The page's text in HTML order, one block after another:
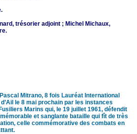
trésorier adjoint ; Michel Michaux,
Mitrano, 8 fois Lauréat International
le 8 mai prochain par les instances
Marins qui, le 19 juillet 1961, défendit
et sanglante bataille qui fît de très
celle commémorative des combats en